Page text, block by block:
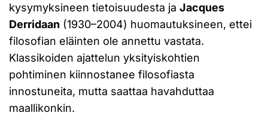
kysymyksineen tietoisuudesta ja Jacques
Derridaan (1930–2004) huomautuksineen, ettei
filosofian eläinten ole annettu vastata.
Klassikoiden ajattelun yksityiskohtien
pohtiminen kiinnostanee filosofiasta
innostuneita, mutta saattaa havahduttaa
maallikonkin.